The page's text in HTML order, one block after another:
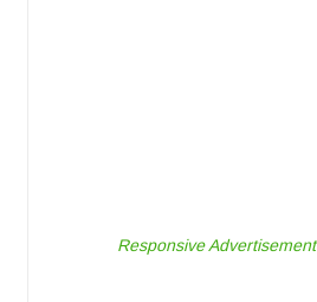
Responsive Advertisement